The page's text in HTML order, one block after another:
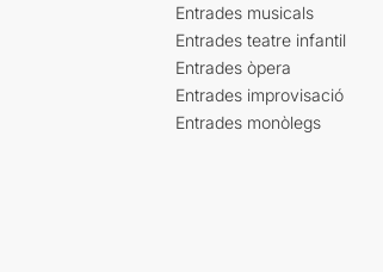
Entrades musicals
Entrades teatre infantil
Entrades òpera
Entrades improvisació
Entrades monòlegs